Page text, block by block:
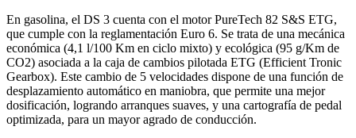
En gasolina, el DS 3 cuenta con el motor PureTech 82 S&S ETG,
que cumple con la reglamentación Euro 6. Se trata de una mecánica
económica (4,1 l/100 Km en ciclo mixto) y ecológica (95 g/Km de
CO2) asociada a la caja de cambios pilotada ETG (Efficient Tronic
Gearbox). Este cambio de 5 velocidades dispone de una función de
desplazamiento automático en maniobra, que permite una mejor
dosificación, logrando arranques suaves, y una cartografía de pedal
optimizada, para un mayor agrado de conducción.